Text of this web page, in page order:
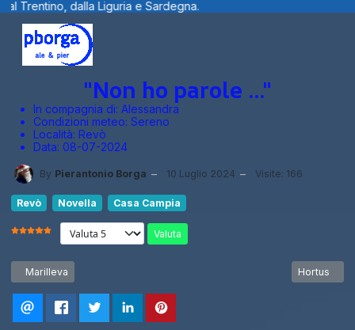
"Non ho parole ..."
In compagnia di: Alessandra
Condizioni meteo: Sereno
Località: Revò
Data: 08-07-2024
By Pierantonio Borga 10 Luglio 2024 Visite: 166
Revò Novella Casa Campia
VALUTAZIONE ATTUALE:
Valuta
Articolo precedente: Marilleva
Marilleva Articolo
Hortus